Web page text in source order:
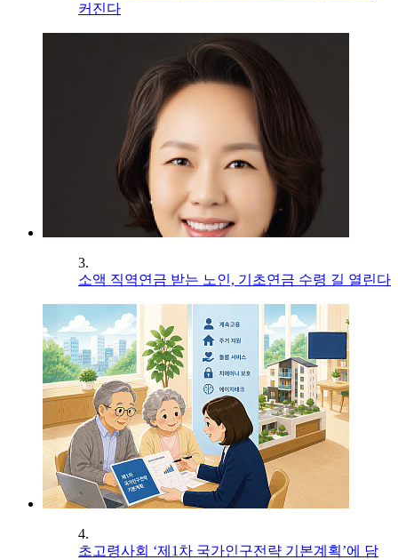
커진다
3.
소액 직역연금 받는 노인, 기초연금 수령 길 열린다
4.
초고령사회 ‘제1차 국가인구전략 기본계획’에 담